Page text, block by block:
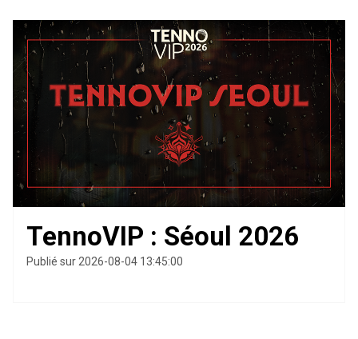
TennoVIP : Séoul 2026
Publié sur 2026-08-04 13:45:00